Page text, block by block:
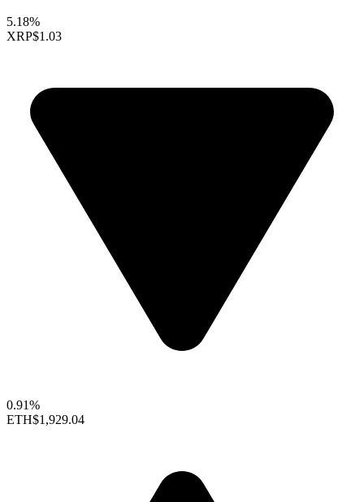
5.18%
XRP$1.03
0.91%
ETH$1,929.04